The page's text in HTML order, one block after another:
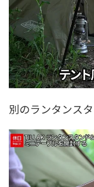
別のランタンス